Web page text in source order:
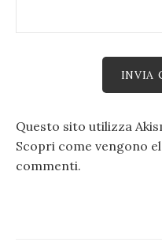
Questo sito utilizza
Scopri come vengono
commenti.